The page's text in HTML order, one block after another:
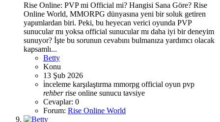
Rise Online: PVP mi Official mi? Hangisi Sana Göre? Rise
Online World, MMORPG dünyasına yeni bir soluk getiren
yapımlardan biri. Peki, bu heyecan verici oyunda PVP
sunucular mı yoksa official sunucular mı daha iyi bir deneyim
sunuyor? İşte bu sorunun cevabını bulmanıza yardımcı olacak
kapsamlı...
Betty
Konu
13 Şub 2026
i̇nceleme karşılaştırma mmorpg official oyun pvp
rehber rise online sunucu tavsiye
Cevaplar: 0
Forum: Rise Online World